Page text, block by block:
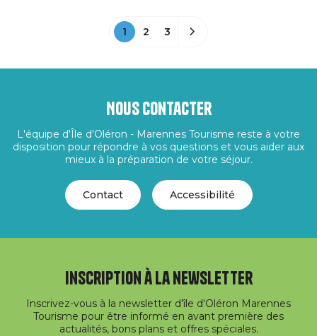
1 2 3
Nous contacter
L'équipe d'Île d'Oléron - Marennes Tourisme reste à votre
disposition pour répondre à vos questions et vous aider aux
mieux à la préparation de votre séjour.
Contact Accessibilité
Inscription à la newsletter
Inscrivez-vous à la newsletter d'île d'Oléron Marennes
Tourisme pour être informé en avant première des
actualités, bons plans et offres spéciales.